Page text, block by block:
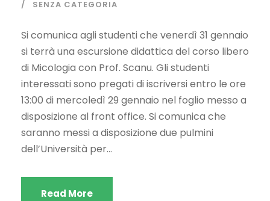
SENZA CATEGORIA
Si comunica agli studenti che venerdì 31 gennaio
si terrà una escursione didattica del corso libero
di Micologia con Prof. Scanu. Gli studenti
interessati sono pregati di iscriversi entro le ore
13:00 di mercoledì 29 gennaio nel foglio messo a
disposizione al front office. Si comunica che
saranno messi a disposizione due pulmini
dell’Università per...
Read More